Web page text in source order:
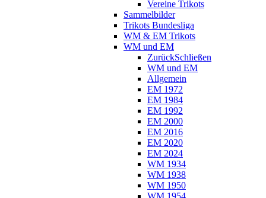
Vereine Trikots
Sammelbilder
Trikots Bundesliga
WM & EM Trikots
WM und EM
ZurückSchließen
WM und EM
Allgemein
EM 1972
EM 1984
EM 1992
EM 2000
EM 2016
EM 2020
EM 2024
WM 1934
WM 1938
WM 1950
WM 1954